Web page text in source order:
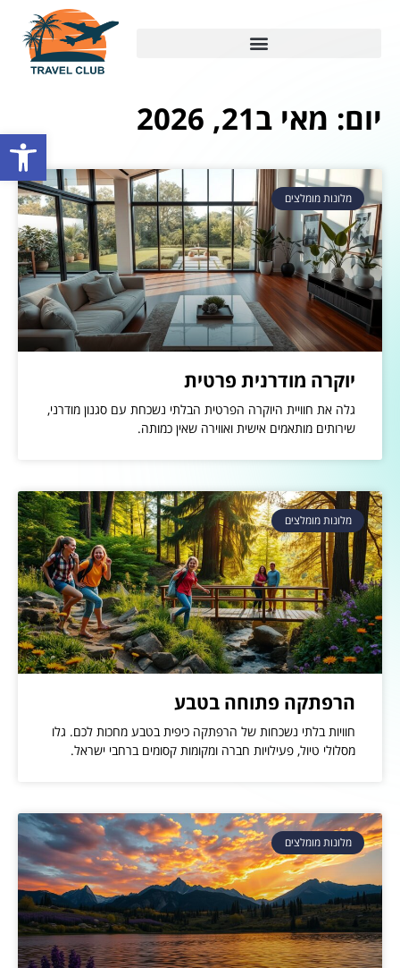
פתח
יום: מאי ב21, 2026
מלונות מומלצים
יוקרה מודרנית פרטית
גלה את חוויית היוקרה הפרטית הבלתי נשכחת עם סגנון מודרני,
שירותים מותאמים אישית ואווירה שאין כמותה.
מלונות מומלצים
הרפתקה פתוחה בטבע
חוויות בלתי נשכחות של הרפתקה כיפית בטבע מחכות לכם. גלו
מסלולי טיול, פעילויות חברה ומקומות קסומים ברחבי ישראל.
מלונות מומלצים